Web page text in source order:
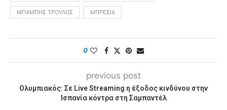
ΜΠΆΜΠΗΣ ΤΡΟΎΛΟΣ ΜΠΡΈΣΙΑ
0
previous post
Ολυμπιακός: Σε Live Streaming η έξοδος κινδύνου στην
Ισπανία κόντρα στη Σαμπαντέλ